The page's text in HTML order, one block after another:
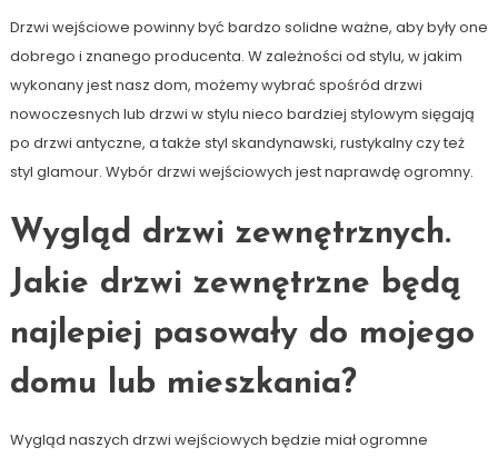
Drzwi wejściowe powinny być bardzo solidne ważne, aby były one
dobrego i znanego producenta. W zależności od stylu, w jakim
wykonany jest nasz dom, możemy wybrać spośród drzwi
nowoczesnych lub drzwi w stylu nieco bardziej stylowym sięgają
po drzwi antyczne, a także styl skandynawski, rustykalny czy też
styl glamour. Wybór drzwi wejściowych jest naprawdę ogromny.
Wygląd drzwi zewnętrznych.
Jakie drzwi zewnętrzne będą
najlepiej pasowały do mojego
domu lub mieszkania?
Wygląd naszych drzwi wejściowych będzie miał ogromne